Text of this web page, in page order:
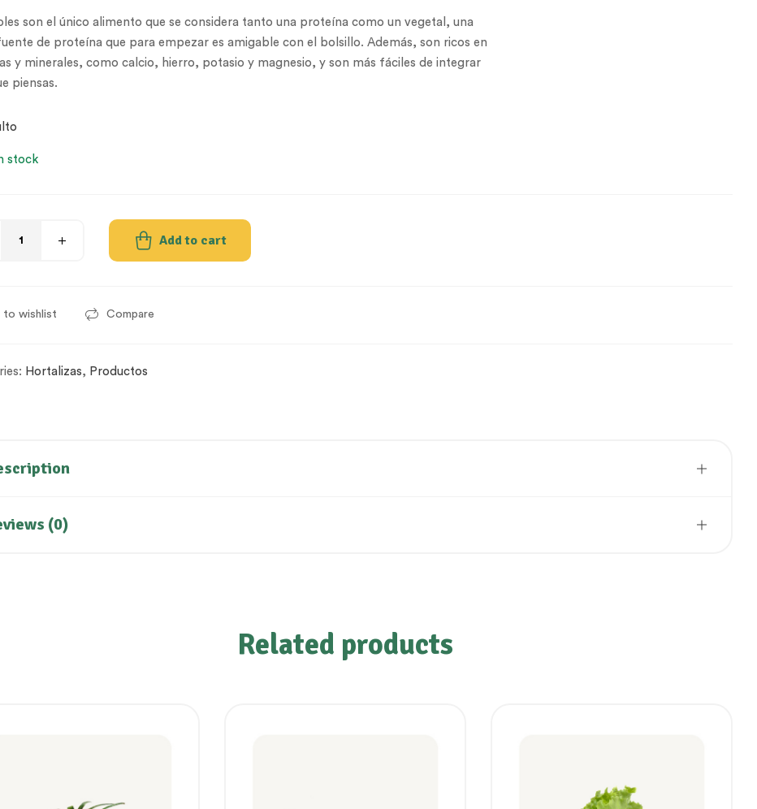
son el único alimento que se considera tanto una proteína como un vegetal, una
de proteína que para empezar es amigable con el bolsillo. Además, son ricos en
y minerales, como calcio, hierro, potasio y magnesio, y son más fáciles de integrar
piensas.
stock
Add to cart
to wishlist Compare
Hortalizas, Productos
(0)
Related products